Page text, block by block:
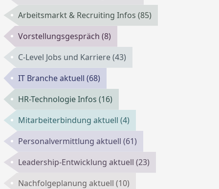
Arbeitsmarkt & Recruiting Infos(85)
Vorstellungsgespräch(8)
C-Level Jobs und Karriere(43)
IT Branche aktuell(68)
HR-Technologie Infos(16)
Mitarbeiterbindung aktuell(4)
Personalvermittlung aktuell(61)
Leadership-Entwicklung aktuell(23)
Nachfolgeplanung aktuell(10)